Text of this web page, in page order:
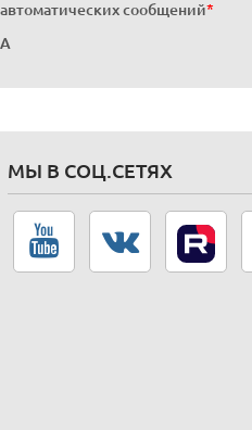
сообщений*
МЫ В СОЦ.СЕТЯХ